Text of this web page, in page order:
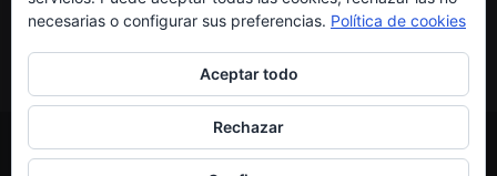
© ELCENTINELADELAFRONTERA.COM byMultiServicios Helena
necesarias o configurar sus preferencias. Política de cookies
Aceptar todo
Rechazar